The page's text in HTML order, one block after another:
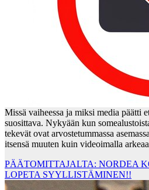
Missä vaiheessa ja miksi media päätti
suosittava. Nykyään kun
tekevät ovat arvostetummassa
itsensä muuten kuin videoimalla
PÄÄTOMITTAJALTA: NORDEA
LOPETA SYYLLISTÄMINEN!!